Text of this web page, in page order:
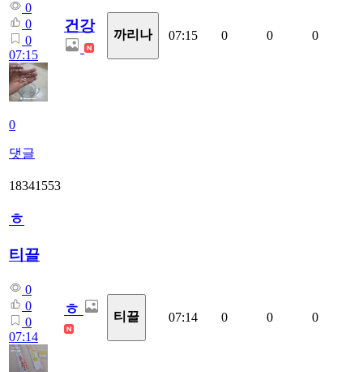
0
0
0
07:15
0
댓글
건강
까리나 07:15 0 0 0
18341553
ㅎ
티끌
0
0
0
07:14
ㅎ 티끌 07:14 0 0 0